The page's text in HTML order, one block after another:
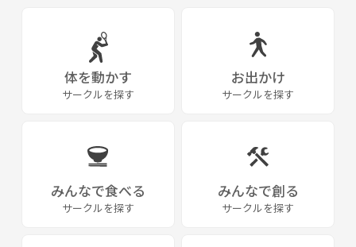
体を動かす
サークルを探す
お出かけ
サークルを探す
みんなで食べる
サークルを探す
みんなで創る
サークルを探す